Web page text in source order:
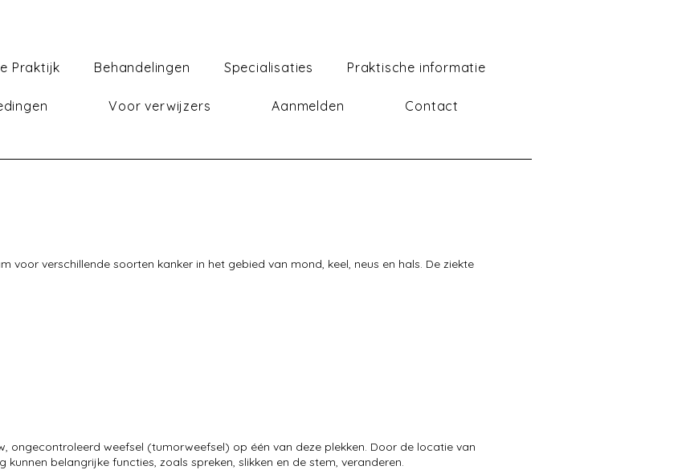
Praktijk Behandelingen Specialisaties Praktische informatie
Voor verwijzers Aanmelden Contact
voor verschillende soorten kanker in het gebied van mond, keel, neus en hals. De ziekte
ongecontroleerd weefsel (tumorweefsel) op één van deze plekken. Door de locatie van
belangrijke functies, zoals spreken, slikken en de stem, veranderen.